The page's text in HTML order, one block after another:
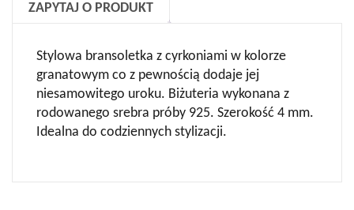
ZAPYTAJ O PRODUKT
Stylowa bransoletka z cyrkoniami w kolorze
granatowym co z pewnością dodaje jej
niesamowitego uroku. Biżuteria wykonana z
rodowanego srebra próby 925. Szerokość 4 mm.
Idealna do codziennych stylizacji.